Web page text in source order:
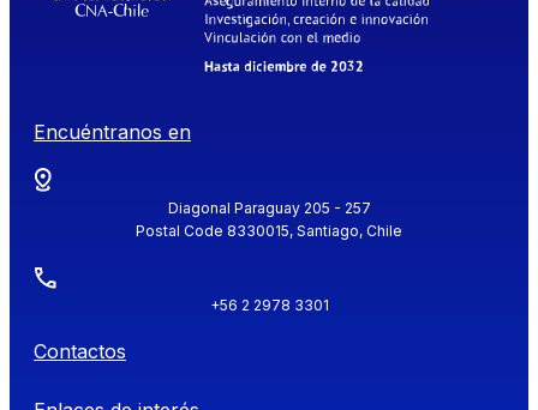
Encuéntranos en
Diagonal Paraguay 205 - 257
Postal Code 8330015, Santiago, Chile
+56 2 2978 3301
Contactos